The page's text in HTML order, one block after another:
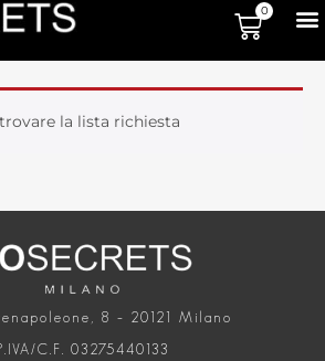
0
la lista richiesta
8 – 20121 Milano
C.F. 03275440133